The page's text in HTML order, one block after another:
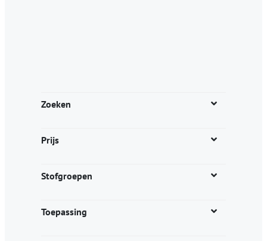
Zoeken
Prijs
Stofgroepen
Toepassing
kan
op
productpagina